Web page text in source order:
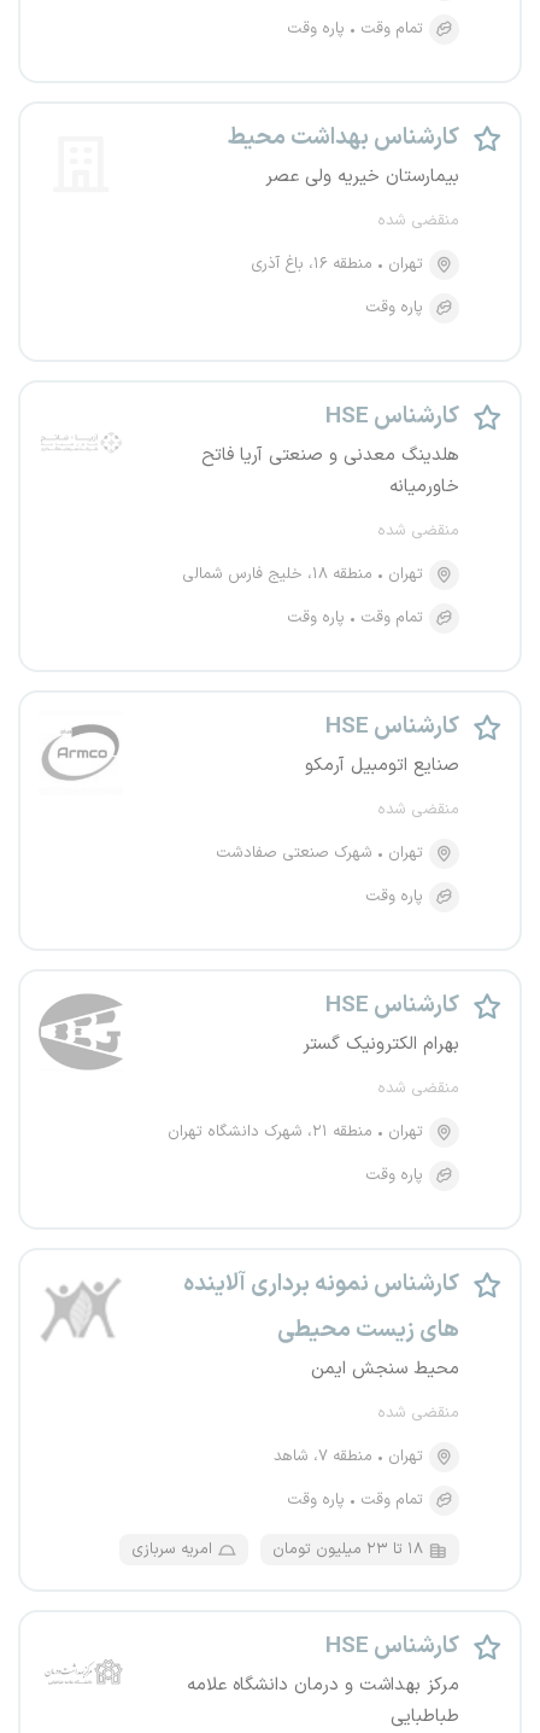
تمام وقت
پاره وقت
کارشناس بهداشت محیط
بیمارستان خیریه ولی عصر
منقضی شده
تهران
منطقه ۱۶، باغ آذری
پاره وقت
کارشناس HSE
هلدینگ معدنی و صنعتی آریا فاتح
خاورمیانه
منقضی شده
تهران
منطقه ۱۸، خلیج فارس شمالی
تمام وقت
پاره وقت
کارشناس HSE
صنایع اتومبیل آرمکو
منقضی شده
تهران
شهرک صنعتی صفادشت
پاره وقت
کارشناس HSE
بهرام الکترونیک گستر
منقضی شده
تهران
منطقه ۲۱، شهرک دانشگاه تهران
پاره وقت
کارشناس نمونه برداری آلاینده
های زیست محیطی
محیط سنجش ایمن
منقضی شده
تهران
منطقه ۷، شاهد
تمام وقت
پاره وقت
۱۸ تا ۲۳ میلیون تومان امریه سربازی
کارشناس HSE
مرکز بهداشت و درمان دانشگاه علامه
طباطبایی